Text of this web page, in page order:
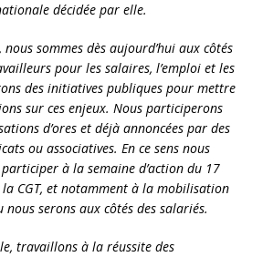
décidée par elle.
nous sommes dès aujourd’hui aux côtés
pour les salaires, l’emploi et les
des initiatives publiques pour mettre
sur ces enjeux. Nous participerons
d’ores et déjà annoncées par des
ou associatives. En ce sens nous
à la semaine d’action du 17
CGT, et notamment à la mobilisation
serons aux côtés des salariés.
travaillons à la réussite des